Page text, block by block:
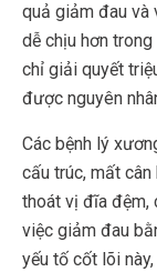
quả giảm đau và
dễ chịu hơn
chỉ giải quyết
được nguyên
Các bệnh lý
cấu trúc, mất
thoát vị đĩa đệm,
việc giảm đau
yếu tố cốt lõi